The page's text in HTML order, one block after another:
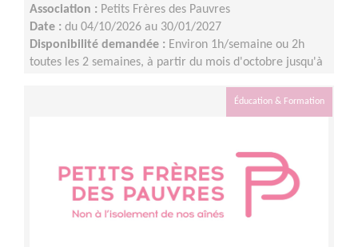
Association : Petits Frères des Pauvres
Date : du 04/10/2026 au 30/01/2027
Disponibilité demandée : Environ 1h/semaine ou 2h
toutes les 2 semaines, à partir du mois d'octobre jusqu'à
Éducation & Formation